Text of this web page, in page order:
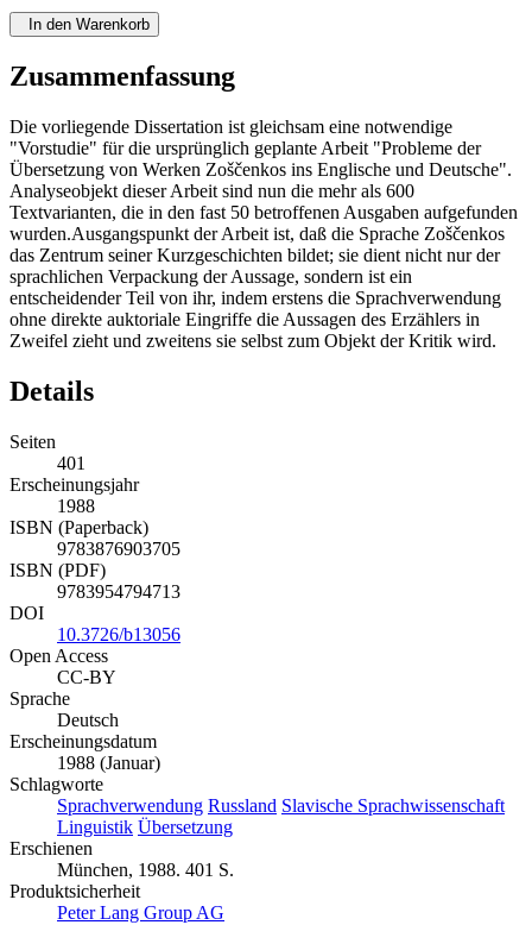
In den Warenkorb
Zusammenfassung
Die vorliegende Dissertation ist gleichsam eine notwendige
"Vorstudie" für die ursprünglich geplante Arbeit "Probleme der
Übersetzung von Werken Zoščenkos ins Englische und Deutsche".
Analyseobjekt dieser Arbeit sind nun die mehr als 600
Textvarianten, die in den fast 50 betroffenen Ausgaben aufgefunden
wurden.Ausgangspunkt der Arbeit ist, daß die Sprache Zoščenkos
das Zentrum seiner Kurzgeschichten bildet; sie dient nicht nur der
sprachlichen Verpackung der Aussage, sondern ist ein
entscheidender Teil von ihr, indem erstens die Sprachverwendung
ohne direkte auktoriale Eingriffe die Aussagen des Erzählers in
Zweifel zieht und zweitens sie selbst zum Objekt der Kritik wird.
Details
Seiten
401
Erscheinungsjahr
1988
ISBN (Paperback)
9783876903705
ISBN (PDF)
9783954794713
DOI
10.3726/b13056
Open Access
CC-BY
Sprache
Deutsch
Erscheinungsdatum
1988 (Januar)
Schlagworte
Sprachverwendung Russland Slavische Sprachwissenschaft
Linguistik Übersetzung
Erschienen
München, 1988. 401 S.
Produktsicherheit
Peter Lang Group AG